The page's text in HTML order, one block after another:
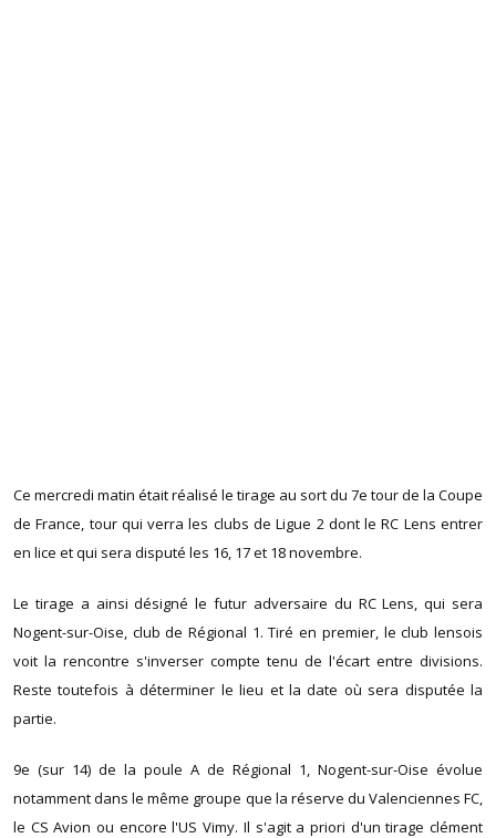
Ce mercredi matin était réalisé le tirage au sort du 7e tour de la Coupe
de France, tour qui verra les clubs de Ligue 2 dont le RC Lens entrer
en lice et qui sera disputé les 16, 17 et 18 novembre.
Le tirage a ainsi désigné le futur adversaire du RC Lens, qui sera
Nogent-sur-Oise, club de Régional 1. Tiré en premier, le club lensois
voit la rencontre s'inverser compte tenu de l'écart entre divisions.
Reste toutefois à déterminer le lieu et la date où sera disputée la
partie.
9e (sur 14) de la poule A de Régional 1, Nogent-sur-Oise évolue
notamment dans le même groupe que la réserve du Valenciennes FC,
le CS Avion ou encore l'US Vimy. Il s'agit a priori d'un tirage clément